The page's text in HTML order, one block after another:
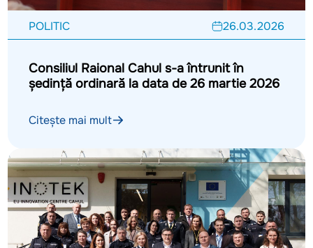
POLITIC 26.03.2026
Consiliul Raional Cahul s-a întrunit în
ședință ordinară la data de 26 martie 2026
Citește mai mult